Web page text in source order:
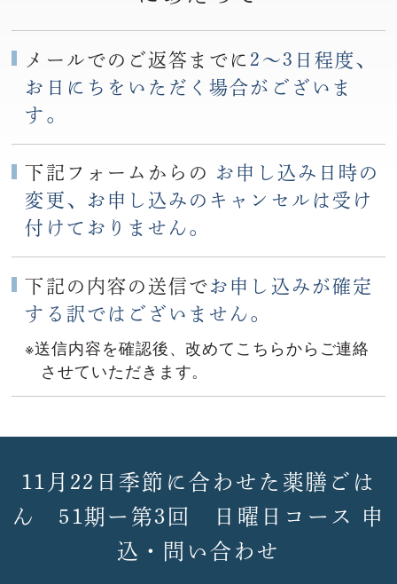
メールでのご返答までに 2〜3日程度、
お日にちをいただく場合がございま
す。
下記フォームからの お申し込み日時の
変更、お申し込みのキャンセルは受け
付けておりません。
下記の内容の送信でお申し込みが確定
する訳ではございません。
※送信内容を確認後、改めてこちらからご連絡
させていただきます。
11月22日季節に合わせた薬膳ごは
ん 51期ー第3回 日曜日コース 申
込・問い合わせ